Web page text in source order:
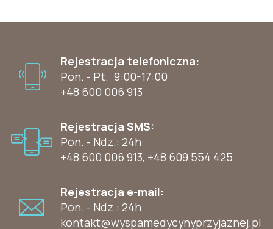
Rejestracja telefoniczna:
Pon. - Pt.: 9:00-17:00
+48 600 006 913
Rejestracja SMS:
Pon. - Ndz.: 24h
+48 600 006 913, +48 609 554 425
Rejestracja e-mail:
Pon. - Ndz.: 24h
kontakt@wyspamedycynyprzyjaznej.pl